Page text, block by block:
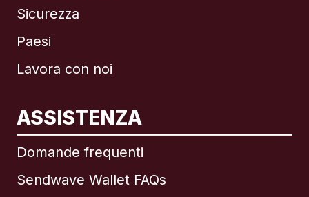
Sicurezza
Paesi
Lavora con noi
ASSISTENZA
Domande frequenti
Sendwave Wallet FAQs
Internazionale English